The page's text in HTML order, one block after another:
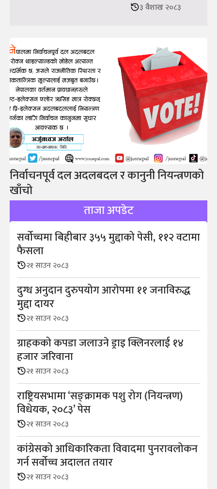
३ वैशाख २०८३
निर्वाचनपूर्व दल अदलबदल र कानुनी नियन्त्रणको
खाँचो
ताजा अपडेट
सर्वोच्चमा बिहीबार ३५५ मुद्दाको पेसी, ११२ वटामा
फैसला
२१ साउन २०८३
दुग्ध अनुदान दुरुपयोग आराेपमा ११ जनाविरुद्ध
मुद्दा दायर
२१ साउन २०८३
ग्राहकको कपडा जलाउने ड्राइ क्लिनरलाई १४
हजार जरिवाना
२१ साउन २०८३
राष्ट्रियसभामा ‘सङ्क्रामक पशु रोग (नियन्त्रण)
विधेयक, २०८३’ पेस
२१ साउन २०८३
कांग्रेसको आधिकारिकता विवादमा पुनरावलोकन
गर्न सर्वोच्च अदालत तयार
२१ साउन २०८३